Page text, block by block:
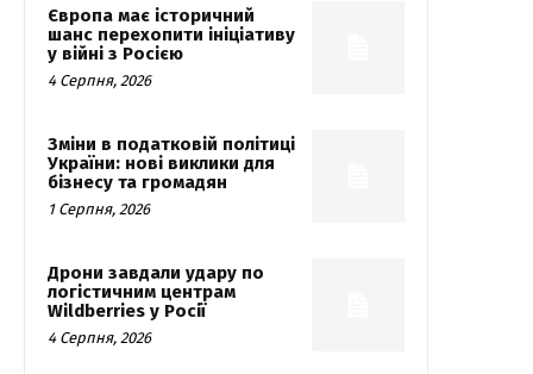
Європа має історичний
шанс перехопити ініціативу
у війні з Росією
4 Серпня, 2026
Зміни в податковій політиці
України: нові виклики для
бізнесу та громадян
1 Серпня, 2026
Дрони завдали удару по
логістичним центрам
Wildberries у Росії
4 Серпня, 2026